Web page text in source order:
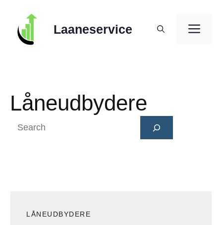
content
Laaneservice
Låneudbydere
Search
LÅNEUDBYDERE